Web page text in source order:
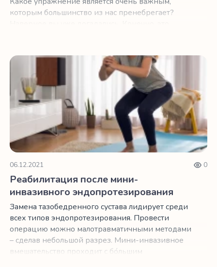
которым большинство из нас пренебрегает?
Реабилитация после мини-инвазивного
06.12.2021 0
Реабилитация после мини-
инвазивного эндопротезирования
Замена тазобедренного сустава лидирует среди
всех типов эндопротезирования. Провести
операцию можно малотравматичными методами
– сделав небольшой разрез. Мини-инвазивное
вмешательство проходит с бо́льшим